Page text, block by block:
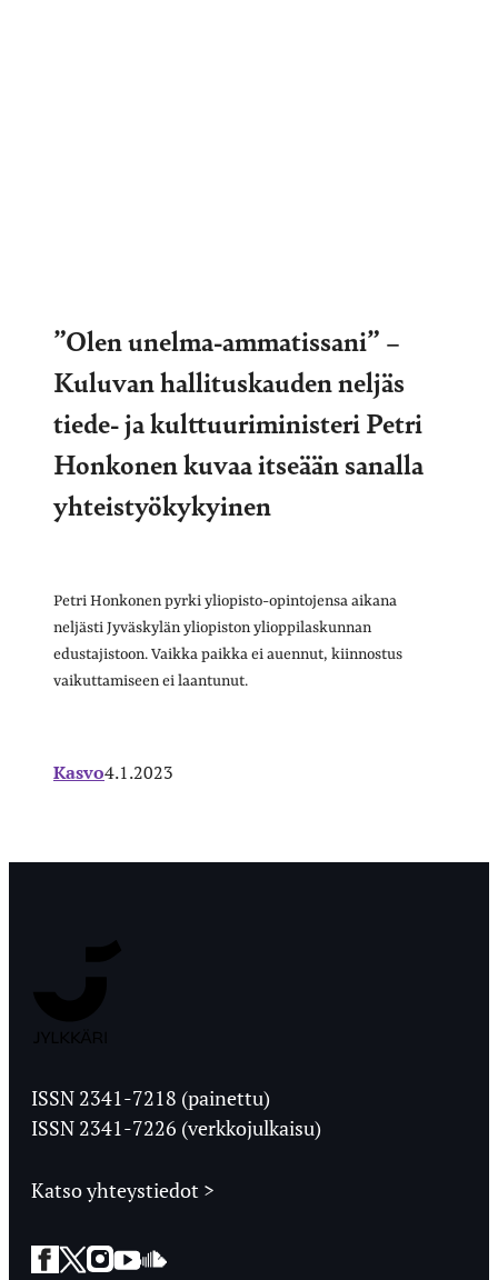
”Olen unelma-ammatissani” –
Kuluvan hallituskauden neljäs
tiede- ja kulttuuriministeri Petri
Honkonen kuvaa itseään sanalla
yhteistyökykyinen
Petri Honkonen pyrki yliopisto-opintojensa aikana
neljästi Jyväskylän yliopiston ylioppilaskunnan
edustajistoon. Vaikka paikka ei auennut, kiinnostus
vaikuttamiseen ei laantunut.
Kasvo4.1.2023
Ylioppilaslehti
ISSN 2341-7218 (painettu)
ISSN 2341-7226 (verkkojulkaisu)
Katso yhteystiedot >
Facebook
Twitter
Instagram
YouTube
SoundCloud